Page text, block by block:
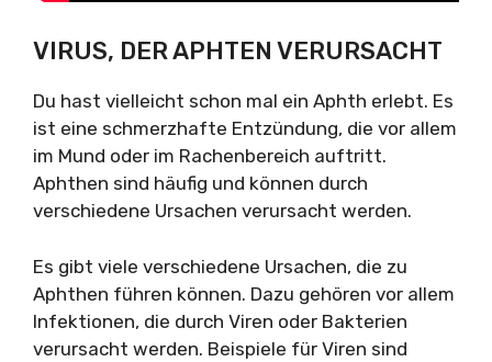
VIRUS, DER APHTEN VERURSACHT
Du hast vielleicht schon mal ein Aphth erlebt. Es
ist eine schmerzhafte Entzündung, die vor allem
im Mund oder im Rachenbereich auftritt.
Aphthen sind häufig und können durch
verschiedene Ursachen verursacht werden.
Es gibt viele verschiedene Ursachen, die zu
Aphthen führen können. Dazu gehören vor allem
Infektionen, die durch Viren oder Bakterien
verursacht werden. Beispiele für Viren sind